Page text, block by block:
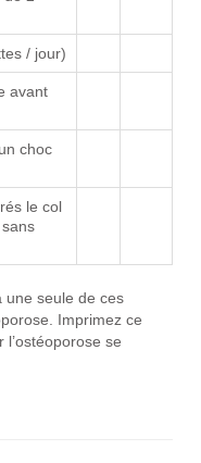
/ jour)
avant
choc
le col
une seule de ces
Imprimez ce
se